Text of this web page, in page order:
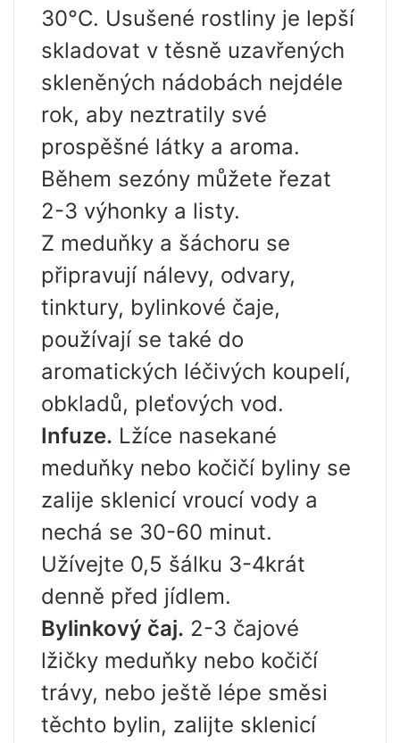
30°C. Usušené rostliny je lepší
skladovat v těsně uzavřených
skleněných nádobách nejdéle
rok, aby neztratily své
prospěšné látky a aroma.
Během sezóny můžete řezat
2-3 výhonky a listy.
Z meduňky a šáchoru se
připravují nálevy, odvary,
tinktury, bylinkové čaje,
používají se také do
aromatických léčivých koupelí,
obkladů, pleťových vod.
Infuze. Lžíce nasekané
meduňky nebo kočičí byliny se
zalije sklenicí vroucí vody a
nechá se 30-60 minut.
Užívejte 0,5 šálku 3-4krát
denně před jídlem.
Bylinkový čaj. 2-3 čajové
lžičky meduňky nebo kočičí
trávy, nebo ještě lépe směsi
těchto bylin, zalijte sklenicí